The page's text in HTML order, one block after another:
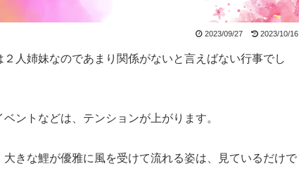
2023/09/27 2023/10/16
人姉妹なのであまり関係がないと言えばない行事でし
ントなどは、テンションが上がります。
きな鯉が優雅に風を受けて流れる姿は、見ているだけで